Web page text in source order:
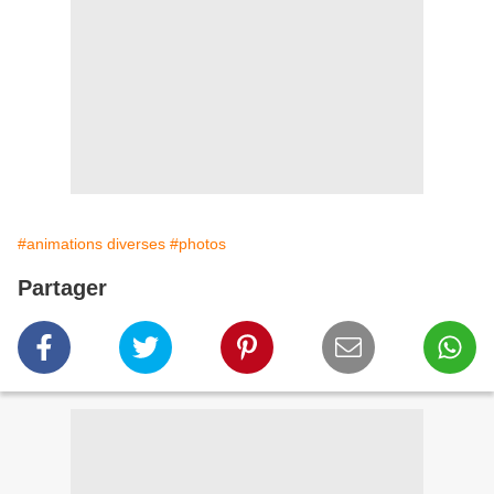
#animations diverses #photos
Partager